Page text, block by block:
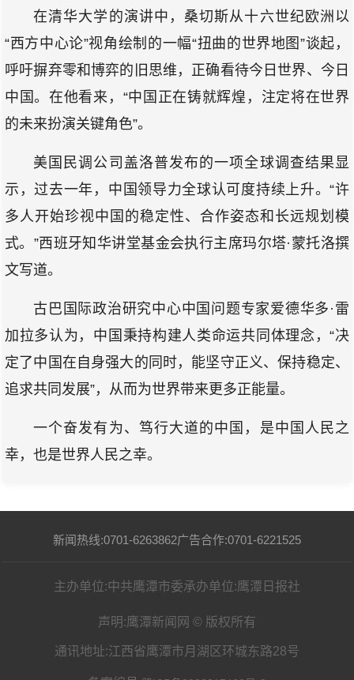
在清华大学的演讲中，桑切斯从十六世纪欧洲以
“西方中心论”视角绘制的一幅“扭曲的世界地图”谈起，
呼吁摒弃零和博弈的旧思维，正确看待今日世界、今日
中国。在他看来，“中国正在铸就辉煌，注定将在世界
的未来扮演关键角色”。
美国民调公司盖洛普发布的一项全球调查结果显
示，过去一年，中国领导力全球认可度持续上升。“许
多人开始珍视中国的稳定性、合作姿态和长远规划模
式。”西班牙知华讲堂基金会执行主席玛尔塔·蒙托洛撰
文写道。
古巴国际政治研究中心中国问题专家爱德华多·雷
加拉多认为，中国秉持构建人类命运共同体理念，“决
定了中国在自身强大的同时，能坚守正义、保持稳定、
追求共同发展”，从而为世界带来更多正能量。
一个奋发有为、笃行大道的中国，是中国人民之
幸，也是世界人民之幸。
新闻热线:0701-6263862广告合作:0701-6221525
主办单位:中共鹰潭市委承办单位:鹰潭日报社
声明:鹰潭新闻网 © 版权所有
通讯地址:江西省鹰潭市月湖区环城东路28号